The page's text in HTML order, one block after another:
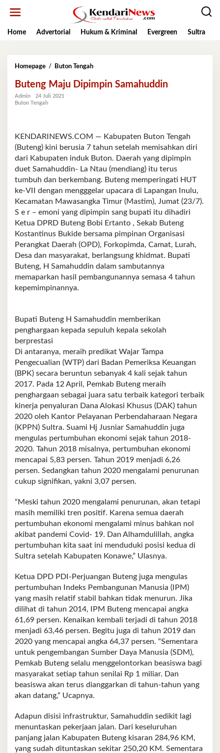
Home
Advertorial Hukum & Kriminal Evergreen Sultra
Homepage / Buton TengahButeng
Dipimpin
Buteng Maju Dipimpin Samahuddin
Admin
24 Juli 2021
Buton Tengah
KENDARINEWS.COM — Kabupaten Buton Tengah
(Buteng) kini berusia 7 tahun setelah memisahkan diri
dari Kabupaten induk Buton. Daerah yang dipimpin
duet Samahuddin- La Ntau (mendiang) itu terus
tumbuh dan berkembang. Buteng memperingati HUT
ke-VII dengan mengggelar upacara di Lapangan Inulu,
Kecamatan Mawasangka Timur (Mastim), Jumat (23/7).
S e r – emoni yang dipimpin sang bupati itu dihadiri
Ketua DPRD Buteng Bobi Ertanto , Sekab Buteng
Kostantinus Bukide bersama pimpinan Organisasi
Perangkat Daerah (OPD), Forkopimda, Camat, Lurah,
Desa dan masyarakat, berlangsung khidmat. Bupati
Buteng, H Samahuddin dalam sambutannya
memaparkan hasil pembangunannya semasa 4 tahun
kepemimpinannya.
Bupati Buteng H Samahuddin memberikan
penghargaan kepada sepuluh kepala sekolah
berprestasi
Di antaranya, meraih predikat Wajar Tampa
Pengecualian (WTP) dari Badan Pemeriksa Keuangan
(BPK) secara beruntun sebanyak 4 kali sejak tahun
2017. Pada 12 April, Pemkab Buteng meraih
penghargaan sebagai juara satu terbaik kategori terbaik
kinerja penyaluran Dana Alokasi Khusus (DAK) tahun
2020 oleh Kantor Pelayanan Perbendaharaan Negara
(KPPN) Sultra. Suami Hj Jusniar Samahuddin juga
mengulas pertumbuhan ekonomi sejak tahun 2018-
2020. Tahun 2018 misalnya, pertumbuhan ekonomi
mencapai 5,83 persen. Tahun 2019 menjadi 6,26
persen. Sedangkan tahun 2020 mengalami penurunan
cukup signifikan, yakni 3,07 persen.
“Meski tahun 2020 mengalami penurunan, akan tetapi
masih memiliki tren positif. Karena semua daerah
pertumbuhan ekonomi mengalami minus bahkan nol
akibat pandemi Covid- 19. Dan Alhamdulillah, angka
pertumbuhan kita saat ini menduduki posisi kedua di
Sultra setelah Kabupaten Konawe,” Ulasnya.
Ketua DPD PDI-Perjuangan Buteng juga mengulas
pertumbuhan Indeks Pembangunan Manusia (IPM)
yang masih relatif stabil bahkan tidak menurun. Jika
dilihat di tahun 2014, IPM Buteng mencapai angka
61,69 persen. Kenaikan kembali terjadi di tahun 2018
menjadi 63,46 persen. Begitu juga di tahun 2019 dan
2020 yang mencapai angka 64,37 persen. “Sementara
untuk pengembangan Sumber Daya Manusia (SDM),
Pemkab Buteng selalu menggelontorkan beasiswa bagi
masyarakat setiap tahun senilai Rp 1 miliar. Dan
beasiswa akan terus dianggarkan di tahun-tahun yang
akan datang,” Ucapnya.
Adapun disisi infrastruktur, Samahuddin sedikit lagi
menuntaskan pekerjaan jalan. Dari keseluruhan
panjang jalan Kabupaten Buteng kisaran 284,96 KM,
yang sudah dituntaskan sekitar 250,20 KM. Sementara